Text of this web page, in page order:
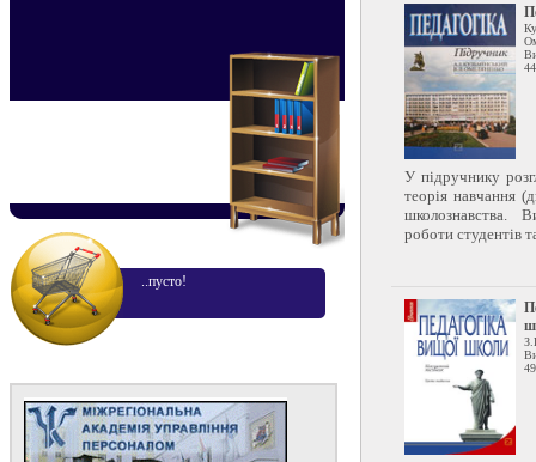
..пусто!
У підручнику
теорія навчання
школознавства.
роботи студентів